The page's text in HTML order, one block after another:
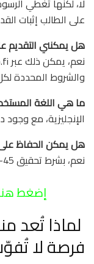
على الطالب إثبات
هل يمكنني التقديم
والشروط المحددة
ما هي اللغة
الإنجليزية، مع وجود
هل يمكن الحفاظ
نعم، بشرط تحقيق 45–55 نقطة ECTS سنويًا.
إضغط
لماذا تُعد
فرصة لا